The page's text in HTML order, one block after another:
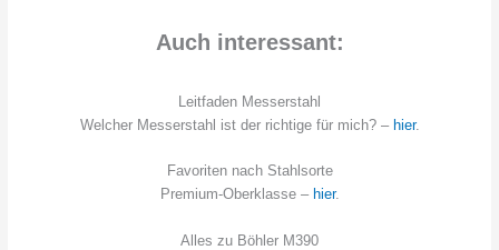
Auch interessant:
Leitfaden Messerstahl
Welcher Messerstahl ist der richtige für mich? – hier.
Favoriten nach Stahlsorte
Premium-Oberklasse – hier.
Alles zu Böhler M390